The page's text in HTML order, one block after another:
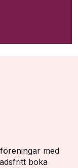
med
boka